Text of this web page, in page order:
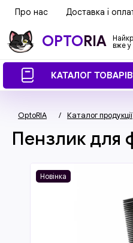
Про нас Доставка і
OPTORIA
вже
КАТАЛОГ ТОВАРІВ
OptoRIA / Каталог продукції
Пензлик для
Новінка